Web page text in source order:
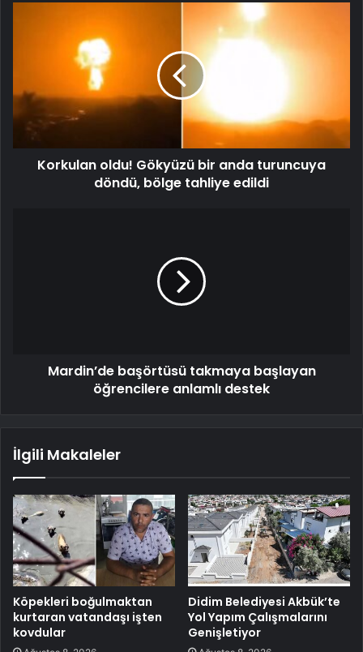
Korkulan oldu! Gökyüzü bir anda turuncuya
döndü, bölge tahliye edildi
Mardin’de başörtüsü takmaya başlayan
öğrencilere anlamlı destek
İlgili Makaleler
Köpekleri boğulmaktan
kurtaran vatandaşı işten
kovdular
Didim Belediyesi Akbük’te
Yol Yapım Çalışmalarını
Genişletiyor